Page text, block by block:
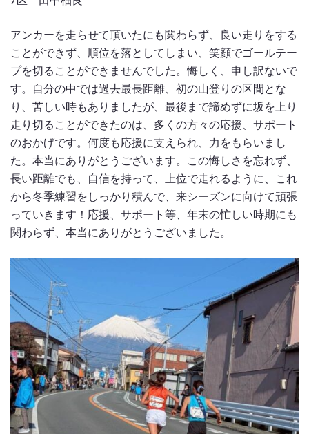
アンカーを走らせて頂いたにも関わらず、良い走りをする
ことができず、順位を落としてしまい、笑顔でゴールテー
プを切ることができませんでした。悔しく、申し訳ないで
す。自分の中では過去最長距離、初の山登りの区間とな
り、苦しい時もありましたが、最後まで諦めずに坂を上り
走り切ることができたのは、多くの方々の応援、サポート
のおかげです。何度も応援に支えられ、力をもらいまし
た。本当にありがとうございます。この悔しさを忘れず、
長い距離でも、自信を持って、上位で走れるように、これ
から冬季練習をしっかり積んで、来シーズンに向けて頑張
っていきます！応援、サポート等、年末の忙しい時期にも
関わらず、本当にありがとうございました。